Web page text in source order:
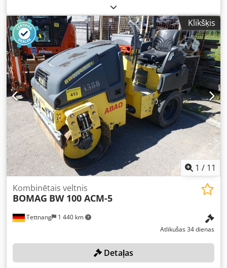
Klikšķis
1 / 11
Tettnang 1 440 km
Kombinētais veltnis
BOMAG BW 100 ACM-5
Atlikušas 34 dienas
Detaļas